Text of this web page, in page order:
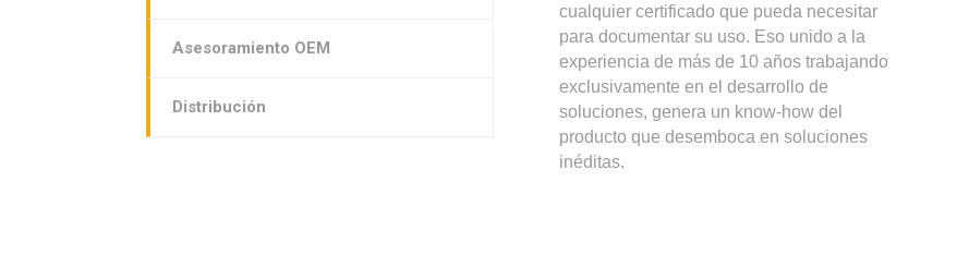
Asesoramiento OEM
Distribución
cualquier certificado que pueda necesitar
para documentar su uso. Eso unido a la
experiencia de más de 10 años trabajando
exclusivamente en el desarrollo de
soluciones, genera un know-how del
producto que desemboca en soluciones
inéditas.